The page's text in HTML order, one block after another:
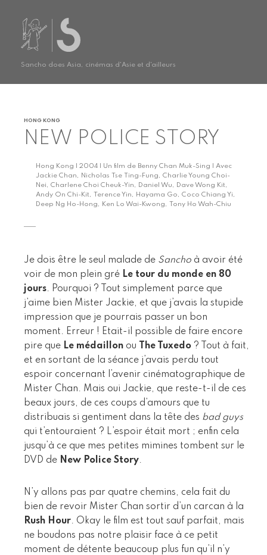
Sancho does Asia, cinémas d'Asie et d'ailleurs
HONG KONG
NEW POLICE STORY
Hong Kong | 2004 | Un film de Benny Chan Muk-Sing | Avec
Jackie Chan, Nicholas Tse Ting-Fung, Charlie Young Choi-
Nei, Charlene Choi Cheuk-Yin, Daniel Wu, Dave Wong Kit,
Andy On Chi-Kit, Terence Yin, Hayama Go, Coco Chiang Yi,
Deep Ng Ho-Hong, Ken Lo Wai-Kwong, Tony Ho Wah-Chiu
Je dois être le seul malade de Sancho à avoir été
voir de mon plein gré Le tour du monde en 80
jours. Pourquoi ? Tout simplement parce que
j’aime bien Mister Jackie, et que j’avais la stupide
impression que je pourrais passer un bon
moment. Erreur ! Etait-il possible de faire encore
pire que Le médaillon ou The Tuxedo ? Tout à fait,
et en sortant de la séance j’avais perdu tout
espoir concernant l’avenir cinématographique de
Mister Chan. Mais oui Jackie, que reste-t-il de ces
beaux jours, de ces coups d’amours que tu
distribuais si gentiment dans la tête des bad guys
qui t’entouraient ? L’espoir était mort ; enfin cela
jusqu’à ce que mes petites mimines tombent sur le
DVD de New Police Story.
N’y allons pas par quatre chemins, cela fait du
bien de revoir Mister Chan sortir d’un carcan à la
Rush Hour. Okay le film est tout sauf parfait, mais
ne boudons pas notre plaisir face à ce petit
moment de détente beaucoup plus fun qu’il n’y